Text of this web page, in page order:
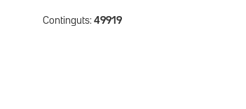
Continguts: 49919